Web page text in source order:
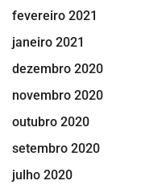
fevereiro 2021
janeiro 2021
dezembro 2020
novembro 2020
outubro 2020
setembro 2020
julho 2020